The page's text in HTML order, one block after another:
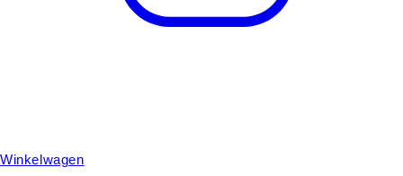
Winkelwagen